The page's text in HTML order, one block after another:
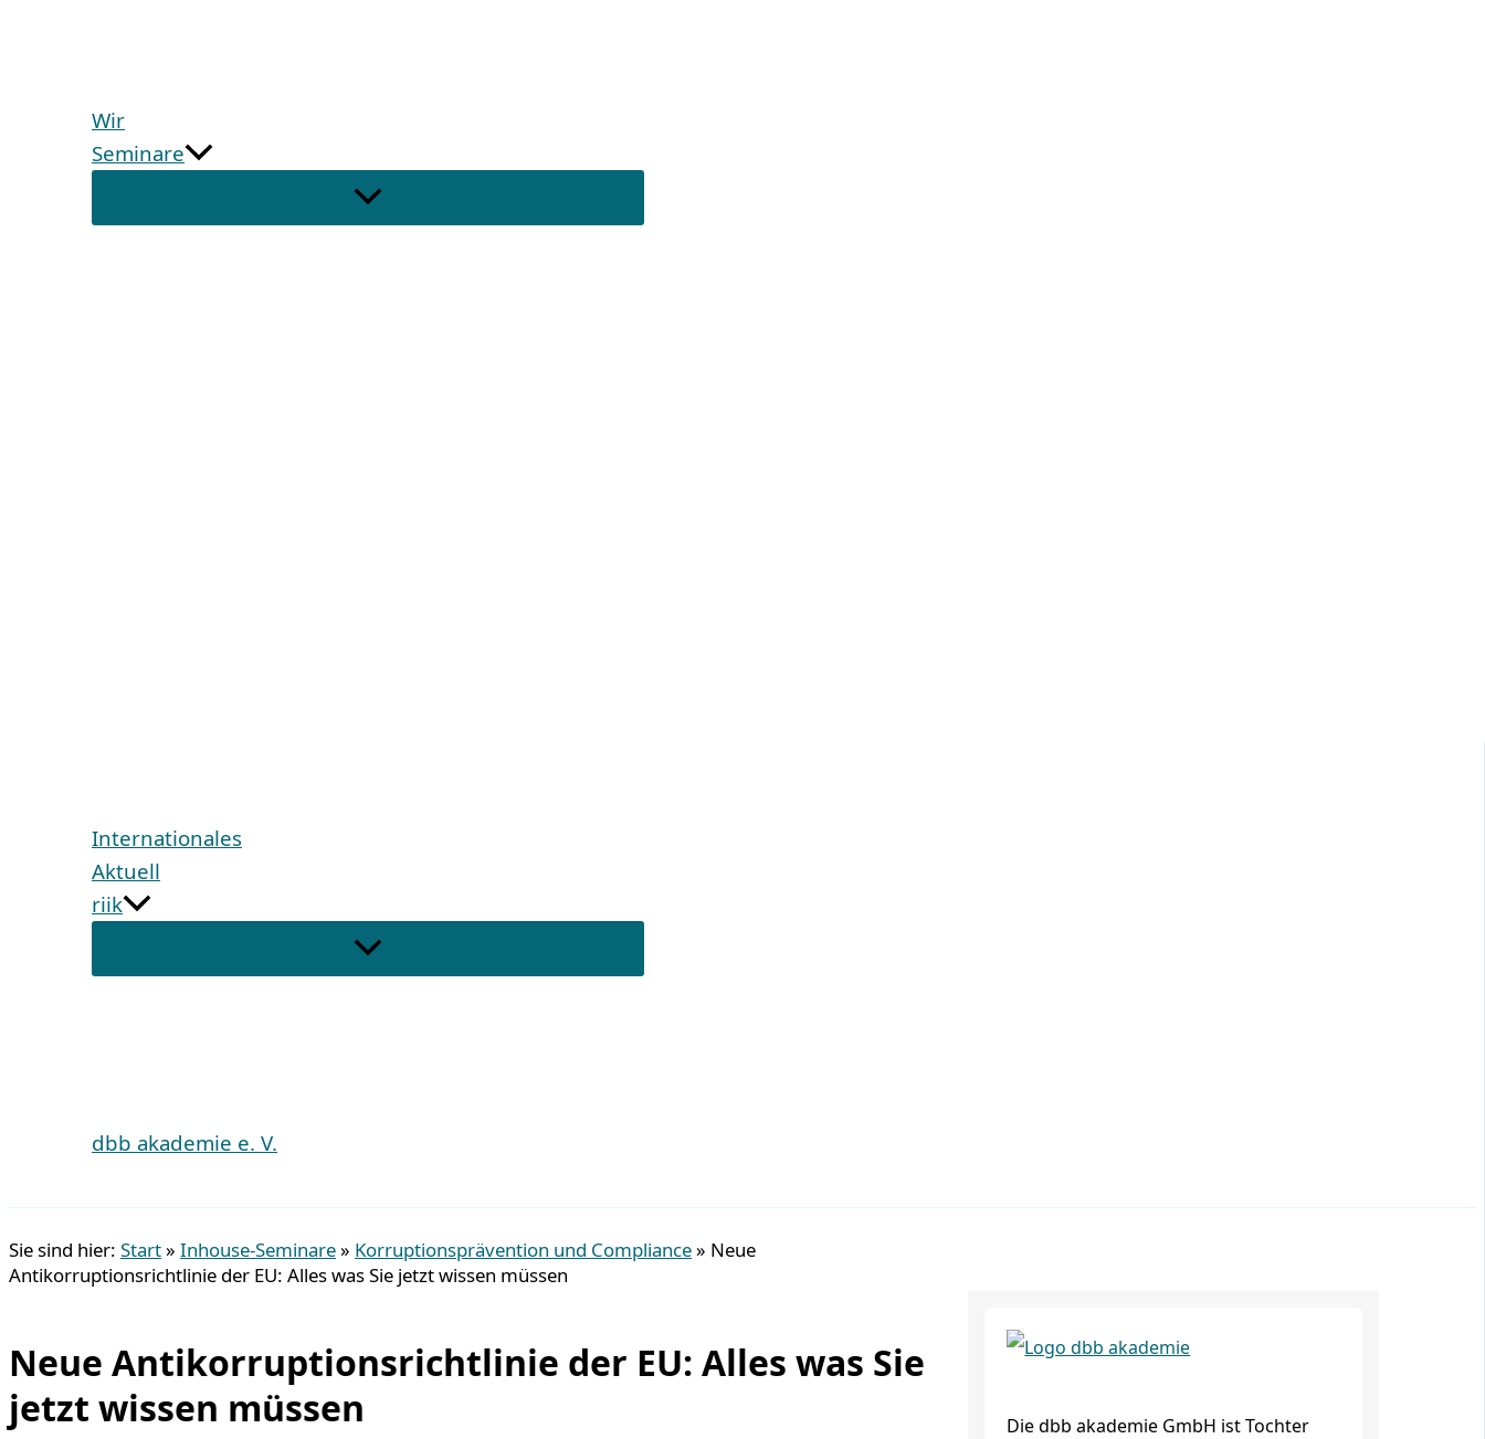
Wir
Seminare
Internationales
Aktuell
riik
dbb akademie e. V.
Sie sind hier: Start» Inhouse-Seminare» Korruptionsprävention und Compliance» Neue
Antikorruptionsrichtlinie der EU: Alles was Sie jetzt wissen müssen
Neue Antikorruptionsrichtlinie der EU: Alles was Sie
jetzt wissen müssen
Die dbb akademie GmbH ist Tochter